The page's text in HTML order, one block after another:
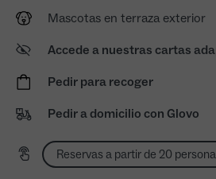
Mascotas en terraza exterior
Accede a nuestras cartas
Pedir para recoger
Pedir a domicilio con Glovo
Reservas a partir de 20